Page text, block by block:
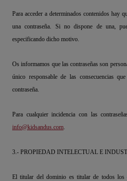
Para acceder a determinados contenidos hay
una contraseña. Si no dispone de una,
especificando dicho motivo.
Os informamos que las contraseñas son
único responsable de las consecuencias
contraseña.
Para cualquier incidencia con las
info@kidsandus.com.
3.- PROPIEDAD INTELECTUAL E
El titular del dominio es titular de todos los